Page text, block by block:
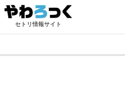
セトリ情報サイト